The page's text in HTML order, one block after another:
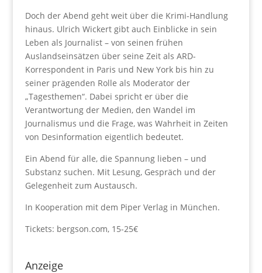
Doch der Abend geht weit über die Krimi-Handlung
hinaus. Ulrich Wickert gibt auch Einblicke in sein
Leben als Journalist – von seinen frühen
Auslandseinsätzen über seine Zeit als ARD-
Korrespondent in Paris und New York bis hin zu
seiner prägenden Rolle als Moderator der
„Tagesthemen“. Dabei spricht er über die
Verantwortung der Medien, den Wandel im
Journalismus und die Frage, was Wahrheit in Zeiten
von Desinformation eigentlich bedeutet.
Ein Abend für alle, die Spannung lieben – und
Substanz suchen. Mit Lesung, Gespräch und der
Gelegenheit zum Austausch.
In Kooperation mit dem Piper Verlag in München.
Tickets: bergson.com, 15-25€
Anzeige